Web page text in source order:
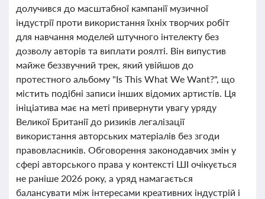
долучився до масштабної кампанії музичної
індустрії проти використання їхніх творчих робіт
для навчання моделей штучного інтелекту без
дозволу авторів та виплати роялті. Він випустив
майже беззвучний трек, який увійшов до
протестного альбому "Is This What We Want?", що
містить подібні записи інших відомих артистів. Ця
ініціатива має на меті привернути увагу уряду
Великої Британії до ризиків легалізації
використання авторських матеріалів без згоди
правовласників. Обговорення законодавчих змін у
сфері авторського права у контексті ШІ очікується
не раніше 2026 року, а уряд намагається
балансувати між інтересами креативних індустрій і